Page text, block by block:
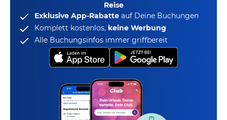
Reise
Exklusive App-Rabatte auf Deine Buchungen
Komplett kostenlos, keine Werbung
Alle Buchungsinfos immer griffbereit